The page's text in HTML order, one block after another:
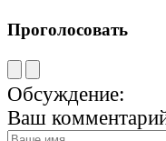
Проголосовать
Обсуждение:
Ваш